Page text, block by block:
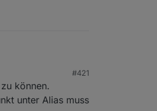
#421
können.
unter Alias muss